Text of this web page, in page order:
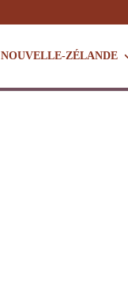
NOUVELLE-ZÉLANDE